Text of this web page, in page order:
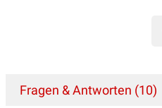
Fragen & Antworten (10)